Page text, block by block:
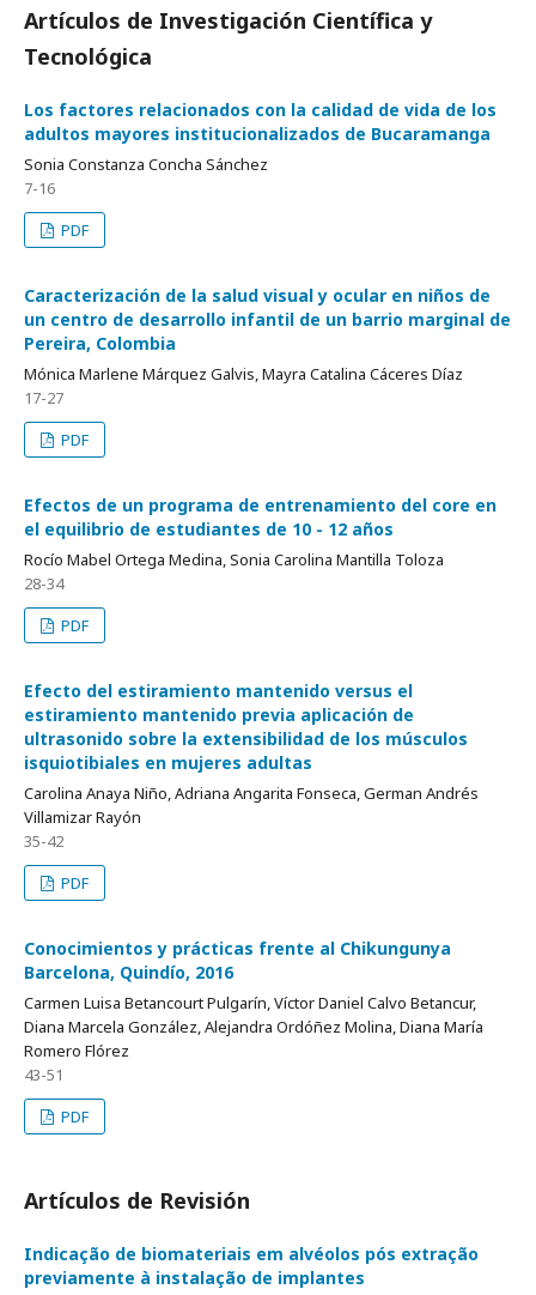
Artículos de Investigación Científica y
Tecnológica
Los factores relacionados con la calidad de vida de los
adultos mayores institucionalizados de Bucaramanga
Sonia Constanza Concha Sánchez
7-16
PDF
Caracterización de la salud visual y ocular en niños de
un centro de desarrollo infantil de un barrio marginal de
Pereira, Colombia
Mónica Marlene Márquez Galvis, Mayra Catalina Cáceres Díaz
17-27
PDF
Efectos de un programa de entrenamiento del core en
el equilibrio de estudiantes de 10 - 12 años
Rocío Mabel Ortega Medina, Sonia Carolina Mantilla Toloza
28-34
PDF
Efecto del estiramiento mantenido versus el
estiramiento mantenido previa aplicación de
ultrasonido sobre la extensibilidad de los músculos
isquiotibiales en mujeres adultas
Carolina Anaya Niño, Adriana Angarita Fonseca, German Andrés
Villamizar Rayón
35-42
PDF
Conocimientos y prácticas frente al Chikungunya
Barcelona, Quindío, 2016
Carmen Luisa Betancourt Pulgarín, Víctor Daniel Calvo Betancur,
Diana Marcela González, Alejandra Ordóñez Molina, Diana María
Romero Flórez
43-51
PDF
Artículos de Revisión
Indicação de biomateriais em alvéolos pós extração
previamente à instalação de implantes